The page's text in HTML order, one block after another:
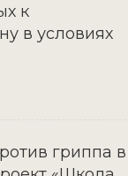
к
в условиях
гриппа в